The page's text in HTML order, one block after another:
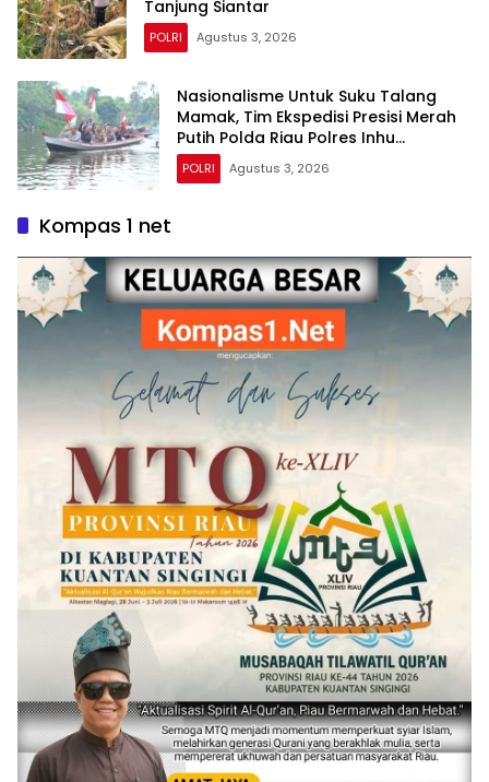
Tanjung Siantar
POLRI Agustus 3, 2026
Nasionalisme Untuk Suku Talang
Mamak, Tim Ekspedisi Presisi Merah
Putih Polda Riau Polres Inhu
Hantarkan Bendera, Bansos Hingga
Tanam Pohon Bersama
POLRI Agustus 3, 2026
Kompas 1 net